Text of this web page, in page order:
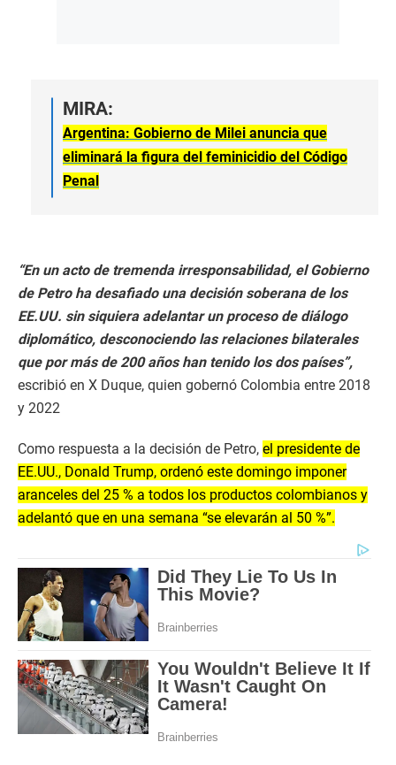
MIRA:
Argentina: Gobierno de Milei anuncia que
eliminará la figura del feminicidio del Código
Penal
“En un acto de tremenda irresponsabilidad, el Gobierno
de Petro ha desafiado una decisión soberana de los
EE.UU. sin siquiera adelantar un proceso de diálogo
diplomático, desconociendo las relaciones bilaterales
que por más de 200 años han tenido los dos países”,
escribió en X Duque, quien gobernó Colombia entre 2018
y 2022
Como respuesta a la decisión de Petro, el presidente de
EE.UU., Donald Trump, ordenó este domingo imponer
aranceles del 25 % a todos los productos colombianos y
adelantó que en una semana “se elevarán al 50 %”.